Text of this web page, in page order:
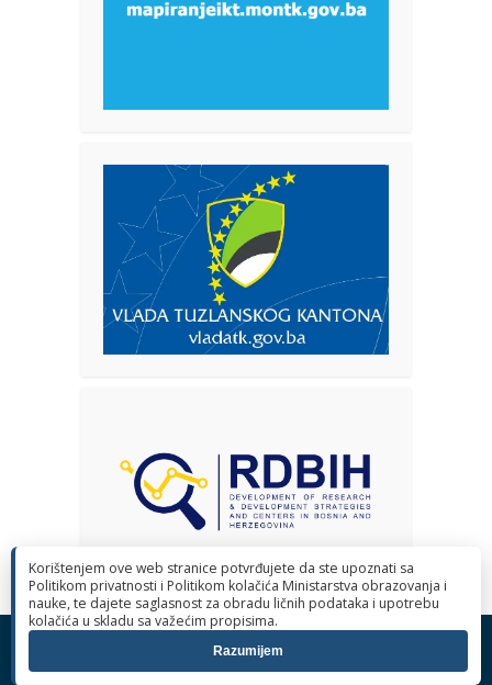
© 2026 Ministarstvo obrazovanja i nauke Tuzlanskog kantona. Sva
prava pridržana.
Korištenjem ove web stranice potvrđujete da ste upoznati sa
Politikom privatnosti i Politikom kolačića Ministarstva obrazovanja i
nauke, te dajete saglasnost za obradu ličnih podataka i upotrebu
kolačića u skladu sa važećim propisima.
Razumijem